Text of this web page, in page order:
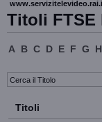
Titoli FTSE
A B C D E F G H
Titoli